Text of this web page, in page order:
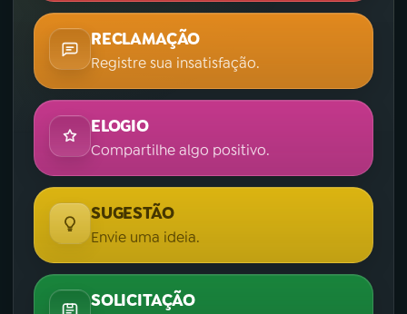
RECLAMAÇÃO
Registre sua insatisfação.
ELOGIO
Compartilhe algo positivo.
SUGESTÃO
Envie uma ideia.
SOLICITAÇÃO